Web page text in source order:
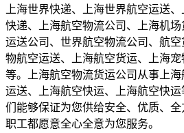
上海世界快递、上海世界航空运送
快递、上海航空物流公司、上海机
运送公司、世界航空物流公司、航
物航空运送、上海航空货运、上海
等。上海航空物流货运公司从事上
运送、上海航空快运、上海航空快
们能够保证为您供给安全、优质、
职工都愿意全心全意为您服务。